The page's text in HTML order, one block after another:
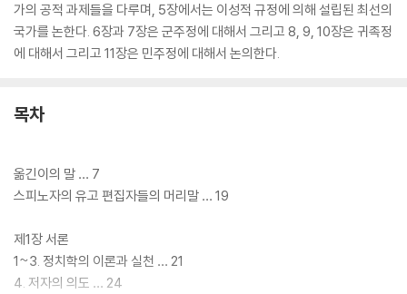
가의 공적 과제들을 다루며, 5장에서는 이성적 규정에 의해 설립된 최선의
국가를 논한다. 6장과 7장은 군주정에 대해서 그리고 8, 9, 10장은 귀족정
에 대해서 그리고 11장은 민주정에 대해서 논의한다.
목차
옮긴이의 말 … 7
스피노자의 유고 편집자들의 머리말 … 19
제1장 서론
1~3. 정치학의 이론과 실천 … 21
4. 저자의 의도 … 24